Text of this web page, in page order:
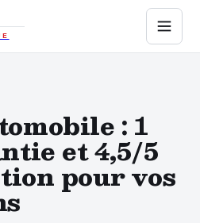
: 1
et 4,5/5
pour vos